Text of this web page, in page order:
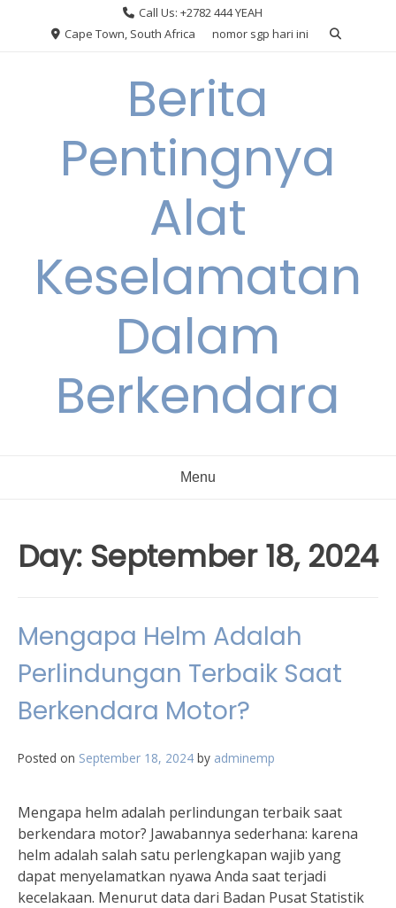
Call Us: +2782 444 YEAH
Cape Town, South Africa
nomor sgp hari ini
Berita
Pentingnya
Alat
Keselamatan
Dalam
Berkendara
Menu
Day: September 18, 2024
Mengapa Helm Adalah
Perlindungan Terbaik Saat
Berkendara Motor?
Posted on September 18, 2024 by adminemp
Mengapa helm adalah perlindungan terbaik saat
berkendara motor? Jawabannya sederhana: karena
helm adalah salah satu perlengkapan wajib yang
dapat menyelamatkan nyawa Anda saat terjadi
kecelakaan. Menurut data dari Badan Pusat Statistik